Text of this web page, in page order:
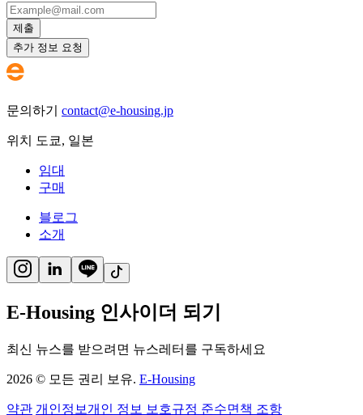
제출
추가 정보 요청
문의하기 contact@e-housing.jp
위치 도쿄, 일본
임대
구매
블로그
소개
E-Housing 인사이더 되기
최신 뉴스를 받으려면 뉴스레터를 구독하세요
2026 © 모든 권리 보유. E-Housing
약관 개인정보개인 정보 보호규정 준수면책 조항